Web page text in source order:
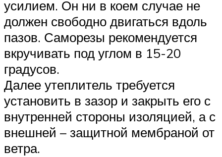
усилием. Он ни в коем случае не
должен свободно двигаться вдоль
пазов. Саморезы рекомендуется
вкручивать под углом в 15-20
градусов.
Далее утеплитель требуется
установить в зазор и закрыть его с
внутренней стороны изоляцией, а с
внешней – защитной мембраной от
ветра.